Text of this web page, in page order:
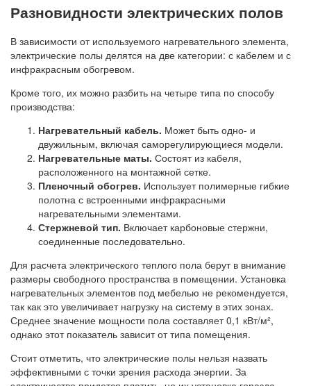
Разновидности электрических полов
В зависимости от используемого нагревательного элемента,
электрические полы делятся на две категории: с кабелем и с
инфракрасным обогревом.
Кроме того, их можно разбить на четыре типа по способу
производства:
Нагревательный кабель. Может быть одно- и
двужильным, включая саморегулирующиеся модели.
Нагревательные маты. Состоят из кабеля,
расположенного на монтажной сетке.
Пленочный обогрев. Использует полимерные гибкие
полотна с встроенными инфракрасными
нагревательными элементами.
Стержневой тип. Включает карбоновые стержни,
соединенные последовательно.
Для расчета электрического теплого пола берут в внимание
размеры свободного пространства в помещении. Установка
нагревательных элементов под мебелью не рекомендуется,
так как это увеличивает нагрузку на систему в этих зонах.
Среднее значение мощности пола составляет 0,1 кВт/м²,
однако этот показатель зависит от типа помещения.
Стоит отметить, что электрические полы нельзя назвать
эффективными с точки зрения расхода энергии. За